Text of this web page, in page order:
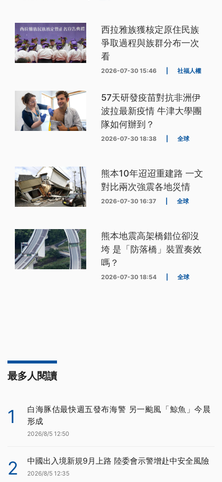
西拉雅族獲核定原住民族
爭取過程與族群分布一次
看
2026-07-30 15:46 社福人權
57天研發疫苗對抗非洲伊
波拉最新疫情 牛津大學團
隊如何辦到？
2026-07-30 18:38 全球
熊本10年迢迢重建路 一文
對比兩次強震各地災情
2026-07-30 16:37 全球
熊本地震高架橋錯位卻沒
垮 是「防落橋」裝置奏效
嗎？
2026-07-30 18:54 全球
最多人閱讀
1
白海豚估最快週五發布海警 另一颱風「鯨魚」今晨
形成
2026/8/5 12:50
2 中國出入境新規9月上路 陸委會示警增赴中安全風險
2026/8/5 12:35